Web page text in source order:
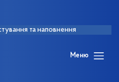
та наповнення
Меню